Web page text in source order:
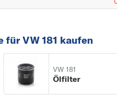
VENTO
für VW 181 kaufen
VW 181
Ölfilter